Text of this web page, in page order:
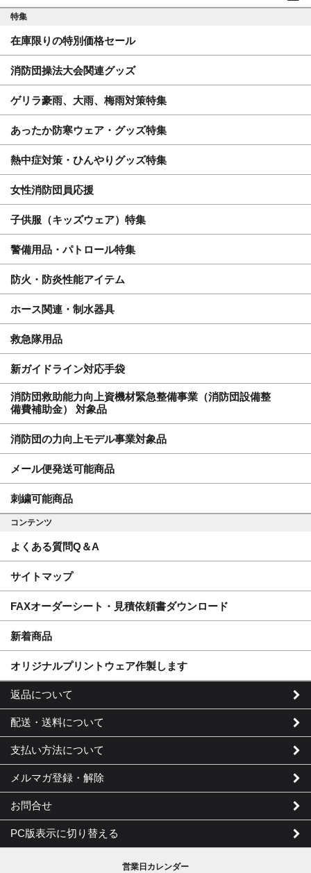
特集
在庫限りの特別価格セール
消防団操法大会関連グッズ
ゲリラ豪雨、大雨、梅雨対策特集
あったか防寒ウェア・グッズ特集
熱中症対策・ひんやりグッズ特集
女性消防団員応援
子供服（キッズウェア）特集
警備用品・パトロール特集
防火・防炎性能アイテム
ホース関連・制水器具
救急隊用品
新ガイドライン対応手袋
消防団救助能力向上資機材緊急整備事業（消防団設備整
備費補助金） 対象品
消防団の力向上モデル事業対象品
メール便発送可能商品
刺繍可能商品
コンテンツ
よくある質問Q＆A
サイトマップ
FAXオーダーシート・見積依頼書ダウンロード
新着商品
オリジナルプリントウェア作製します
返品について
配送・送料について
支払い方法について
メルマガ登録・解除
お問合せ
PC版表示に切り替える
営業日カレンダー